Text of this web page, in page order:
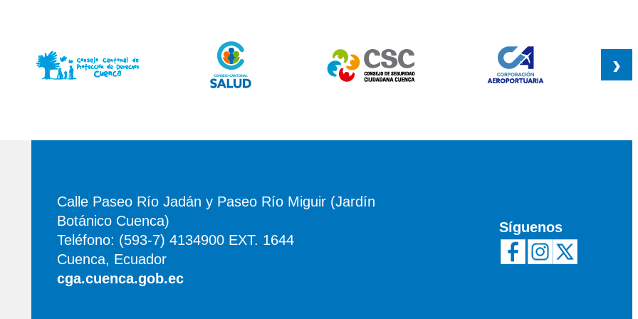
›
Calle Paseo Río Jadán y Paseo Río Miguir (Jardín
Botánico Cuenca)
Teléfono: (593-7) 4134900 EXT. 1644
Cuenca, Ecuador
cga.cuenca.gob.ec
Síguenos